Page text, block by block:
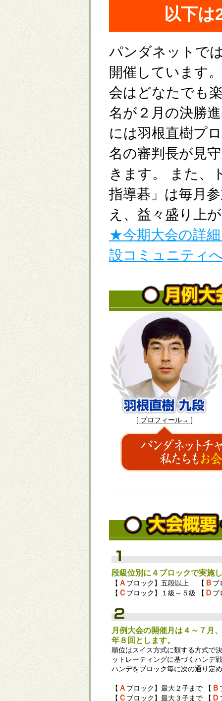
以下は
パンダネットで
開催しています
会はどなたでも
名が２月の決勝
には羽根直樹プ
名の審判長が見
きます。 また、
指導碁」は毎月
え、益々盛り上
★今期大会の詳
設コミュニティ
[ プロフィール→ ]
段級位別に４ブロックで実施
【 Ａ ブロック】五段以上 【 Ｂ ブ
【 Ｃ ブロック】１級～５級 【 Ｄ ブ
月例大会の開催月は４～７月
年８回とします。
順位はスイス方式に類する方式で
ットレーティングに基づくハンデ
ハンデをブロック毎に次の通り定
【 Ａ ブロック】最大２子まで 【 Ｂ
【 Ｃ ブロック】最大３子まで 【 Ｄ